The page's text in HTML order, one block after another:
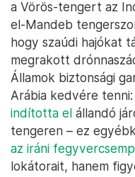
Keletről származó
igyekszik kikúrálni
energiahordozó-
amerikai
világpiaci árakat. És
nem biztos – Szaúd-
hajlandó feltornázni
Egyesült Államok
erősebb garanciákat
a jemeni határ